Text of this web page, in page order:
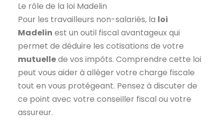
Le rôle de la loi Madelin
Pour les travailleurs non-salariés, la loi
Madelin est un outil fiscal avantageux qui
permet de déduire les cotisations de votre
mutuellede vos impôts. Comprendre cette loi
peut vous aider à alléger votre charge fiscale
tout en vous protégeant. Pensez à discuter de
ce point avec votre conseiller fiscal ou votre
assureur.